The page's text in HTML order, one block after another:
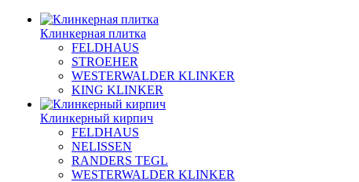
Клинкерная плитка
FELDHAUS
STROEHER
WESTERWALDER KLINKER
KING KLINKER
Клинкерный кирпич
FELDHAUS
NELISSEN
RANDERS TEGL
WESTERWALDER KLINKER